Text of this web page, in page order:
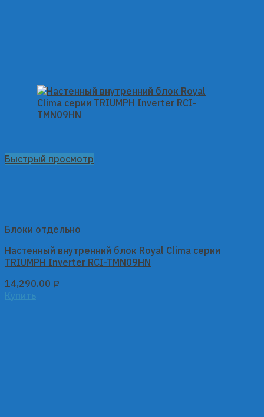
Быстрый просмотр
Блоки отдельно
Настенный внутренний блок Royal Clima серии
TRIUMPH Inverter RCI-TMN09HN
14,290.00 ₽
Купить